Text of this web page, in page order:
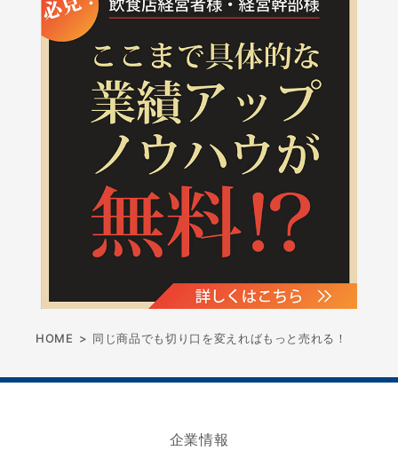
HOME > 同じ商品でも切り口を変えればもっと売れる！
企業情報